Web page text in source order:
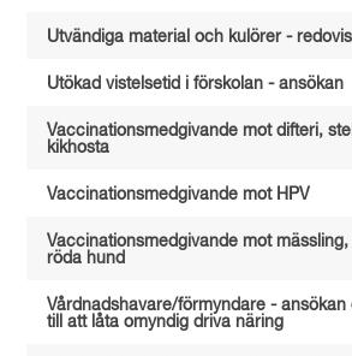
Utvändiga material och kulörer -
Utökad vistelsetid i förskolan - ansökan
Vaccinationsmedgivande mot difteri,
kikhosta
Vaccinationsmedgivande mot HPV
Vaccinationsmedgivande mot
röda hund
Vårdnadshavare/förmyndare - ansökan
till att låta omyndig driva näring